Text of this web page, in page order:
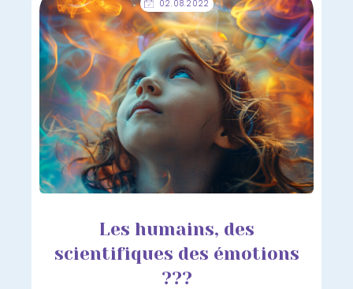
02.08.2022
Les humains, des
scientifiques des émotions
???